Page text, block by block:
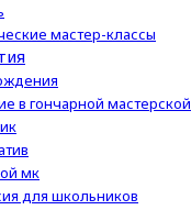
мастер-классы
в гончарной мастерской
мк
для школьников